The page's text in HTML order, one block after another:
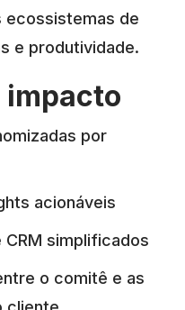
ecossistemas de
e produtividade.
impacto
por
acionáveis
CRM simplificados
o comitê e as